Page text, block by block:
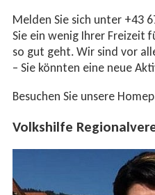
Melden Sie sich unter +43
Sie ein wenig Ihrer Freizeit
so gut geht. Wir sind vor
– Sie könnten eine neue
Besuchen Sie unsere
Volkshilfe